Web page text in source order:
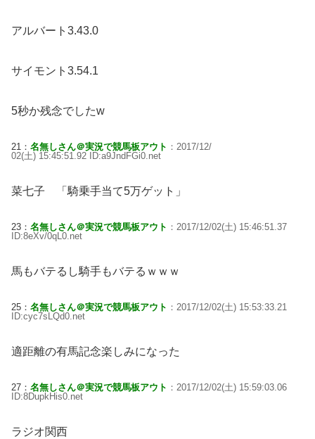
アルバート3.43.0
サイモント3.54.1
5秒か残念でしたw
21： 名無しさん＠実況で競馬板アウト ：2017/12/
02(土) 15:45:51.92 ID:a9JndFGi0.net
菜七子 「騎乗手当て5万ゲット」
23： 名無しさん＠実況で競馬板アウト ：2017/12/02(土) 15:46:51.37
ID:8eXv/0qL0.net
馬もバテるし騎手もバテるｗｗｗ
25： 名無しさん＠実況で競馬板アウト ：2017/12/02(土) 15:53:33.21
ID:cyc7sLQd0.net
適距離の有馬記念楽しみになった
27： 名無しさん＠実況で競馬板アウト ：2017/12/02(土) 15:59:03.06
ID:8DupkHis0.net
ラジオ関西